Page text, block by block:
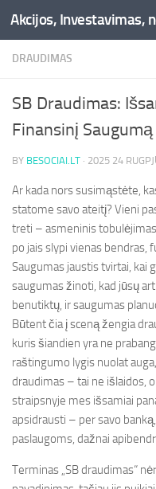
Skip to content
DRAUDIMAS
SB Draudimas:
Finansinį
BY BESOCIAI.LT · 2025 24
Ar kada nors susimąstėte,
statome savo ateitį? Vieni
treti – asmeninis
po jais slypi vienas bendras,
Saugumas jaustis tvirtai, kai
saugumas žinoti, kad jūsų
benutiktų, ir saugumas
Būtent čia į sceną žengia
kuris šiandien yra ne
raštingumo lygis nuolat
draudimas – tai ne išlaidos,
straipsnyje mes išsamiai
apsidrausti – per savo
paslaugoms, dažnai
Terminas „SB draudimas“